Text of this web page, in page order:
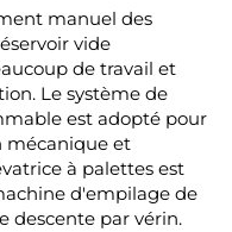
manuel des
vide
de travail et
Le système de
est adopté pour
mécanique et
à palettes est
d'empilage de
descente par vérin.